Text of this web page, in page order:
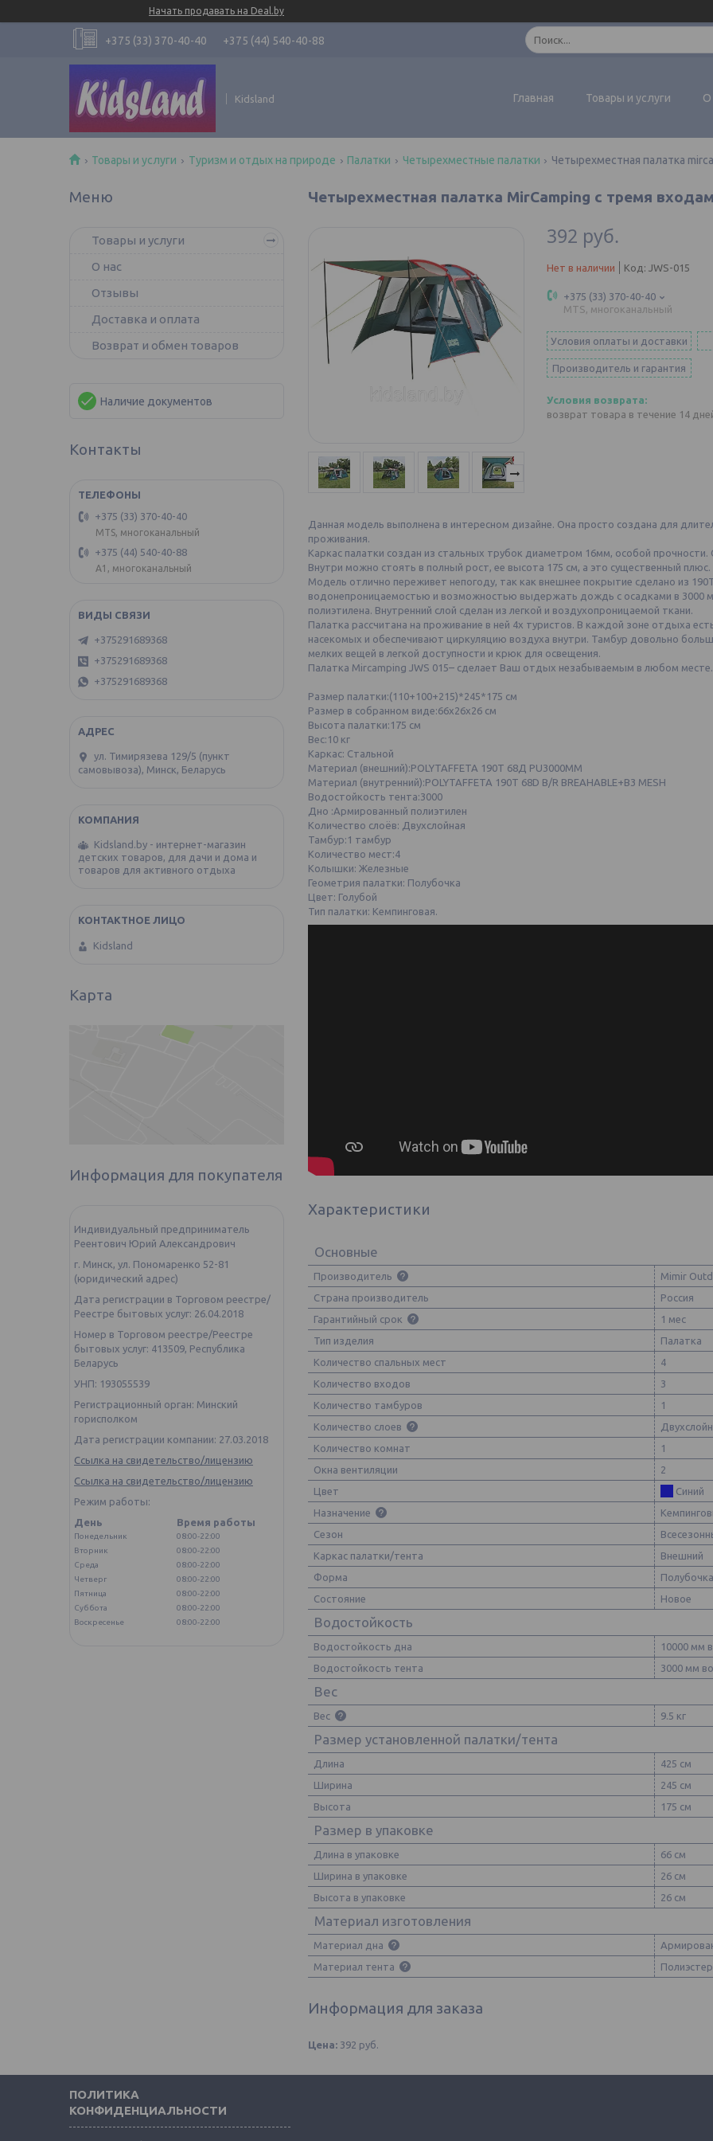
Начать продавать на Deal.by
+375 (33) 370-40-40 +375 (44) 540-40-88
Kidsland Главная Товары и услуги О
Товары и услуги Туризм и отдых на природе Палатки Четырехместные палатки Четырехместная палатка
Четырехместная палатка MirCamping с тремя
392 руб.
Нет в наличии Код: JWS-015
+375 (33) 370-40-40
MTS, многоканальный
Условия оплаты и доставки
Производитель и гарантия
возврат товара в течение 14
Данная модель выполнена в интересном дизайне. Она просто создана для
проживания.
Каркас палатки создан из стальных трубок диаметром 16мм, особой
Внутри можно стоять в полный рост, ее высота 175 см, а это существенный плюс.
Модель отлично переживет непогоду, так как внешнее покрытие сделано из
водонепроницаемостью и возможностью выдержать дождь с осадками в 3000
полиэтилена. Внутренний слой сделан из легкой и воздухопроницаемой ткани.
Палатка рассчитана на проживание в ней 4х туристов. В каждой зоне отдыха
насекомых и обеспечивают циркуляцию воздуха внутри. Тамбур довольно
мелких вещей в легкой доступности и крюк для освещения.
Палатка Mircamping JWS 015– сделает Ваш отдых незабываемым в любом месте.
Размер палатки:(110+100+215)*245*175 см
Размер в собранном виде:66х26х26 см
Высота палатки:175 см
Вес:10 кг
Каркас: Стальной
Материал (внешний):POLYTAFFETA 190Т 68Д PU3000ММ
Материал (внутренний):POLYTAFFETA 190Т 68D B/R BREAHABLE+B3 MESH
Водостойкость тента:3000
Дно :Армированный полиэтилен
Количество слоёв: Двухслойная
Тамбур:1 тамбур
Количество мест:4
Колышки: Железные
Геометрия палатки: Полубочка
Цвет: Голубой
Тип палатки: Кемпинговая.
Характеристики
Основные
Производитель
Mimir
Страна производитель
Россия
Гарантийный срок
1 мес
Тип изделия
Палатка
Количество спальных мест
4
Количество входов
3
Количество тамбуров
1
Количество слоев
Количество комнат
1
Окна вентиляции
2
Цвет
Синий
Назначение
Сезон
Каркас палатки/тента
Внешний
Форма
Полубочка
Состояние
Новое
Водостойкость
Водостойкость дна
10000 мм
Водостойкость тента
3000 мм
Вес
Вес 9.5 кг
Размер установленной палатки/тента
Длина
425 см
Ширина
245 см
Высота
175 см
Размер в упаковке
Длина в упаковке
66 см
Ширина в упаковке
26 см
Высота в упаковке
26 см
Материал изготовления
Материал дна
Материал тента
Полиэстер
Информация для заказа
Цена: 392 руб.
Товары и услуги
О нас
Отзывы
Доставка и оплата
Возврат и обмен товаров
Наличие документов
Контакты
+375 (33) 370-40-40
MTS, многоканальный
+375 (44) 540-40-88
А1, многоканальный
+375291689368
+375291689368
+375291689368
ул. Тимирязева 129/5 (пункт
самовывоза), Минск, Беларусь
Kidsland.by - интернет-магазин
детских товаров, для дачи и дома и
товаров для активного отдыха
Kidsland
Карта
Информация для покупателя
Индивидуальный предприниматель
Реентович Юрий Александрович
г. Минск, ул. Пономаренко 52-81
(юридический адрес)
Дата регистрации в Торговом реестре/
Реестре бытовых услуг: 26.04.2018
Номер в Торговом реестре/Реестре
бытовых услуг: 413509, Республика
Беларусь
УНП: 193055539
Регистрационный орган: Минский
горисполком
Дата регистрации компании: 27.03.2018
Ссылка на свидетельство/лицензию
Ссылка на свидетельство/лицензию
Режим работы:
День
Время работы
Понедельник
08:00-22:00
Вторник
08:00-22:00
Среда
08:00-22:00
Четверг
08:00-22:00
Пятница
08:00-22:00
Суббота
08:00-22:00
Воскресенье
08:00-22:00
ПОЛИТИКА
КОНФИДЕНЦИАЛЬНОСТИ